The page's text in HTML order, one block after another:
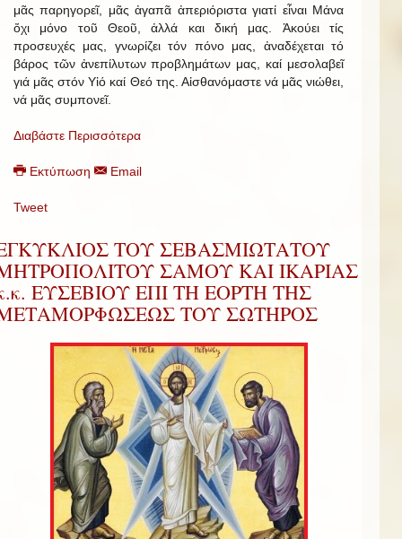
μᾶς παρηγορεῖ, μᾶς ἀγαπᾶ ἀπεριόριστα γιατί εἶναι Μάνα
ὄχι μόνο τοῦ Θεοῦ, ἀλλά και δική μας. Ἀκούει τίς
προσευχές μας, γνωρίζει τόν πόνο μας, ἀναδέχεται τό
βάρος τῶν ἀνεπίλυτων προβλημάτων μας, καί μεσολαβεῖ
γιά μᾶς στόν Υἱό καί Θεό της. Αἰσθανόμαστε νά μᾶς νιώθει,
νά μᾶς συμπονεῖ.
Διαβάστε Περισσότερα
Εκτύπωση Email
Tweet
ΤΟΥ ΣΕΒΑΣΜΙΩΤΑΤΟΥ
ΣΑΜΟΥ ΚΑΙ ΙΚΑΡΙΑΣ
ΕΥΣΕΒΙΟΥ ΕΠΙ ΤΗ ΕΟΡΤΗ ΤΗΣ
ΤΟΥ ΣΩΤΗΡΟΣ